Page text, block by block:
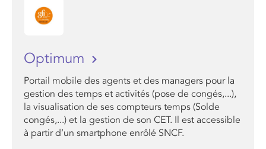
Optimum
Portail mobile des agents et des managers pour la
gestion des temps et activités (pose de congés,...),
la visualisation de ses compteurs temps (Solde
congés,...) et la gestion de son CET. Il est accessible
à partir d’un smartphone enrôlé SNCF.